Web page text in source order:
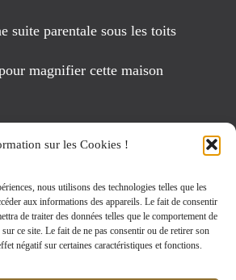
sur les Cookies !
nous utilisons des technologies telles que les
aux informations des appareils. Le fait de consentir
de traiter des données telles que le comportement de
ce site. Le fait de ne pas consentir ou de retirer son
négatif sur certaines caractéristiques et fonctions.
suite parentale sous les toits
magnifier cette maison